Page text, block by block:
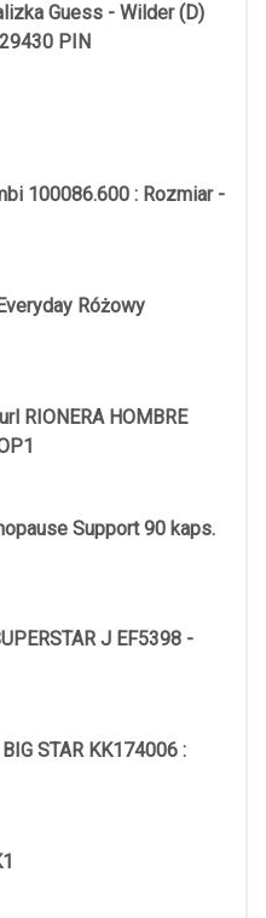
Guess - Wilder (D)
PIN
100086.600 : Rozmiar -
Różowy
RIONERA HOMBRE
Support 90 kaps.
J EF5398 -
STAR KK174006 :